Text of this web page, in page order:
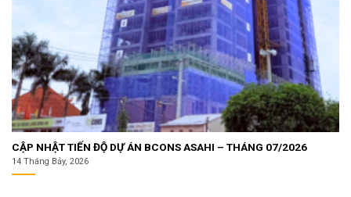
CẬP NHẬT TIẾN ĐỘ DỰ ÁN BCONS ASAHI – THÁNG 07/2026
14 Tháng Bảy, 2026